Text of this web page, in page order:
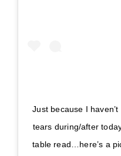
Just because I
tears during/after
table read…here’s a